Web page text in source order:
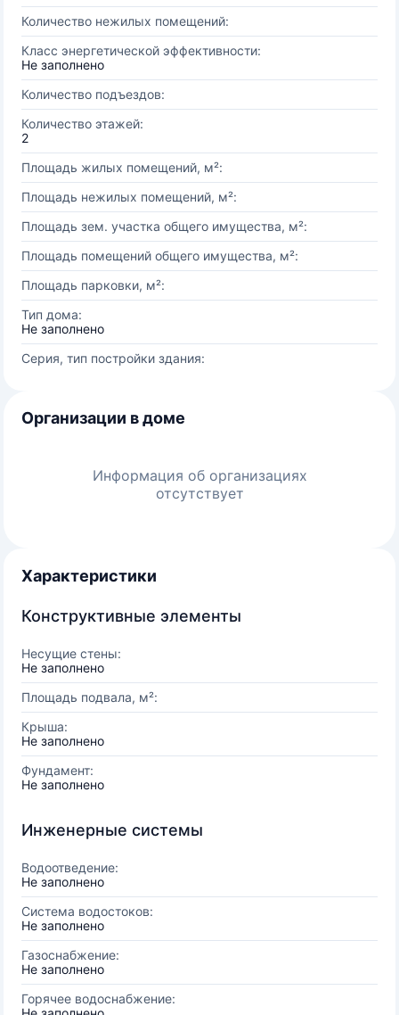
Количество нежилых помещений:
Класс энергетической эффективности:
Не заполнено
Количество подъездов:
Количество этажей:
2
Площадь жилых помещений, м²:
Площадь нежилых помещений, м²:
Площадь зем. участка общего имущества, м²:
Площадь помещений общего имущества, м²:
Площадь парковки, м²:
Тип дома:
Не заполнено
Серия, тип постройки здания:
Организации в доме
Информация об организациях
отсутствует
Характеристики
Конструктивные элементы
Несущие стены:
Не заполнено
Площадь подвала, м²:
Крыша:
Не заполнено
Фундамент:
Не заполнено
Инженерные системы
Водоотведение:
Не заполнено
Система водостоков:
Не заполнено
Газоснабжение:
Не заполнено
Горячее водоснабжение: